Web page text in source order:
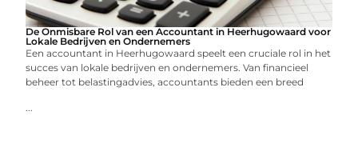
De Onmisbare Rol van een Accountant in Heerhugowaard voor
Lokale Bedrijven en Ondernemers
Een accountant in Heerhugowaard speelt een cruciale rol in het
succes van lokale bedrijven en ondernemers. Van financieel
beheer tot belastingadvies, accountants bieden een breed
...